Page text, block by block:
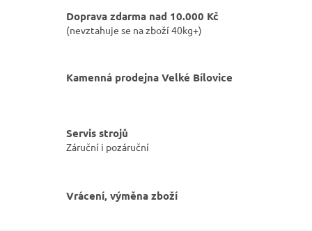
Doprava zdarma nad 10.000 Kč
(nevztahuje se na zboží 40kg+)
Kamenná prodejna Velké Bílovice
Servis strojů
Záruční i pozáruční
Vrácení, výměna zboží